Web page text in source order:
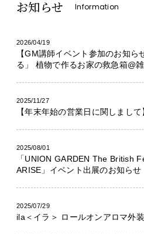
お知らせ Information
2026/04/19
【GM講師イベント参加のお知
る」 植物で作るお家の救急箱@
2025/11/27
【年末年始の営業日に関しまして
2025/08/01
「UNION GARDEN The British
ARISE」イベント出展のお知らせ
2025/07/29
ila＜イラ＞ ロールオンアロマ外